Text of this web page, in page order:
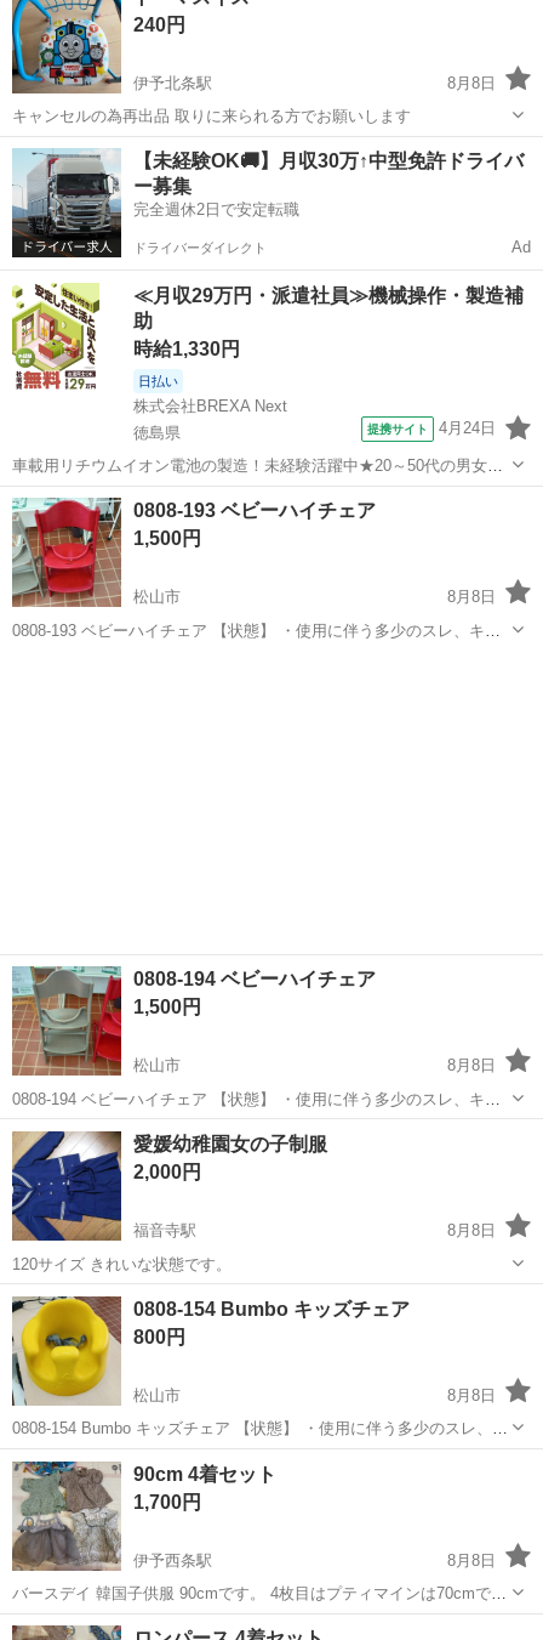
240円
伊予北条駅
8月8日
キャンセルの為再出品 取りに来られる方でお願いします
愛媛 松山市 伊予北条駅 キッズ用品 トーマ
【未経験OK🚚】月収30万↑中型免許ドライバ
ー募集
完全週休2日で安定転職
ドライバーダイレクト Ad
≪月収29万円・派遣社員≫機械操作・製造補
助
時給1,330円
日払い
株式会社BREXA Next
徳島県
提携サイト 4月24日
車載用リチウムイオン電池の製造！未経験活躍中★20～50代の男女活
躍中！寮費無料★備品付き1R寮完備！自宅からマイカー通勤OK！無料
駐車場完備◎正社員登用制度あり！《徳島県板野郡松茂町》 人気の工
場のお仕事 ◇車載用リチウ...
徳島 その他
0808-193 ベビーハイチェア
1,500円
松山市
8月8日
0808-193 ベビーハイチェア 【状態】 ・使用に伴う多少のスレ、キ
0808-194 ベビーハイチェア
1,500円
松山市
8月8日
0808-194 ベビーハイチェア 【状態】 ・使用に伴う多少のスレ、キ
ズ、落としきれない汚れなどございます ・詳細は現地でご確認くださ
い ・お値引きは出来かねますのでご了承願います ※中古品のため、状
態に...
愛媛 松山市 ベビー用品 ベビーハイチェア
愛媛幼稚園女の子制服
2,000円
福音寺駅
8月8日
120サイズ きれいな状態です。
愛媛 松山市 子供用品 幼稚園
0808-154 Bumbo キッズチェア
800円
松山市
8月8日
0808-154 Bumbo キッズチェア 【状態】 ・使用に伴う多少のスレ、キ
ズ、落としきれない汚れなどございます ・詳細は現地でご確認くださ
い ・お値引きは出来かねますのでご了承願います ※中古品のため...
愛媛 松山市 ベビー用品 Bumbo
90cm 4着セット
1,700円
伊予西条駅
8月8日
バースデイ 韓国子供服 90cmです。 4枚目はプティマインは70cmです
が大きめです。
愛媛 西条市 伊予西条駅 ベビー用品